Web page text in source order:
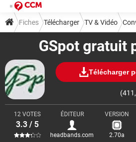
GSpot gratuit
Télécharger
12 VOTES
3.3 / 5
ÉDITEUR
headbands.com
VERSION
2.70a
Fiches Télécharger TV & Vidéo